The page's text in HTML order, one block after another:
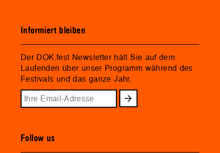
Informiert bleiben
Der DOK.fest Newsletter hält Sie auf dem
Laufenden über unser Programm während des
Festivals und das ganze Jahr.
Follow us